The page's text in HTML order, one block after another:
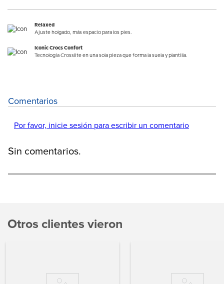
Relaxed
Ajuste holgado, más espacio para los pies.
Iconic Crocs Confort
Tecnología Crosslite en una sola pieza que forma la suela y plantilla.
Comentarios
Por favor, inicie sesión para escribir un comentario
Sin comentarios.
Otros clientes vieron